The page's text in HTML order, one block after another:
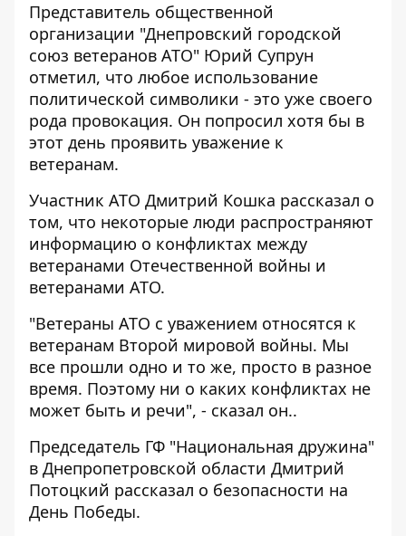
Представитель общественной
организации "Днепровский городской
союз ветеранов АТО" Юрий Супрун
отметил, что любое использование
политической символики - это уже своего
рода провокация. Он попросил хотя бы в
этот день проявить уважение к
ветеранам.
Участник АТО Дмитрий Кошка рассказал о
том, что некоторые люди распространяют
информацию о конфликтах между
ветеранами Отечественной войны и
ветеранами АТО.
"Ветераны АТО с уважением относятся к
ветеранам Второй мировой войны. Мы
все прошли одно и то же, просто в разное
время. Поэтому ни о каких конфликтах не
может быть и речи", - сказал он..
Председатель ГФ "Национальная дружина"
в Днепропетровской области Дмитрий
Потоцкий рассказал о безопасности на
День Победы.